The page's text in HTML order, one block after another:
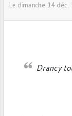
Le dimanche 14 déc.
Drancy